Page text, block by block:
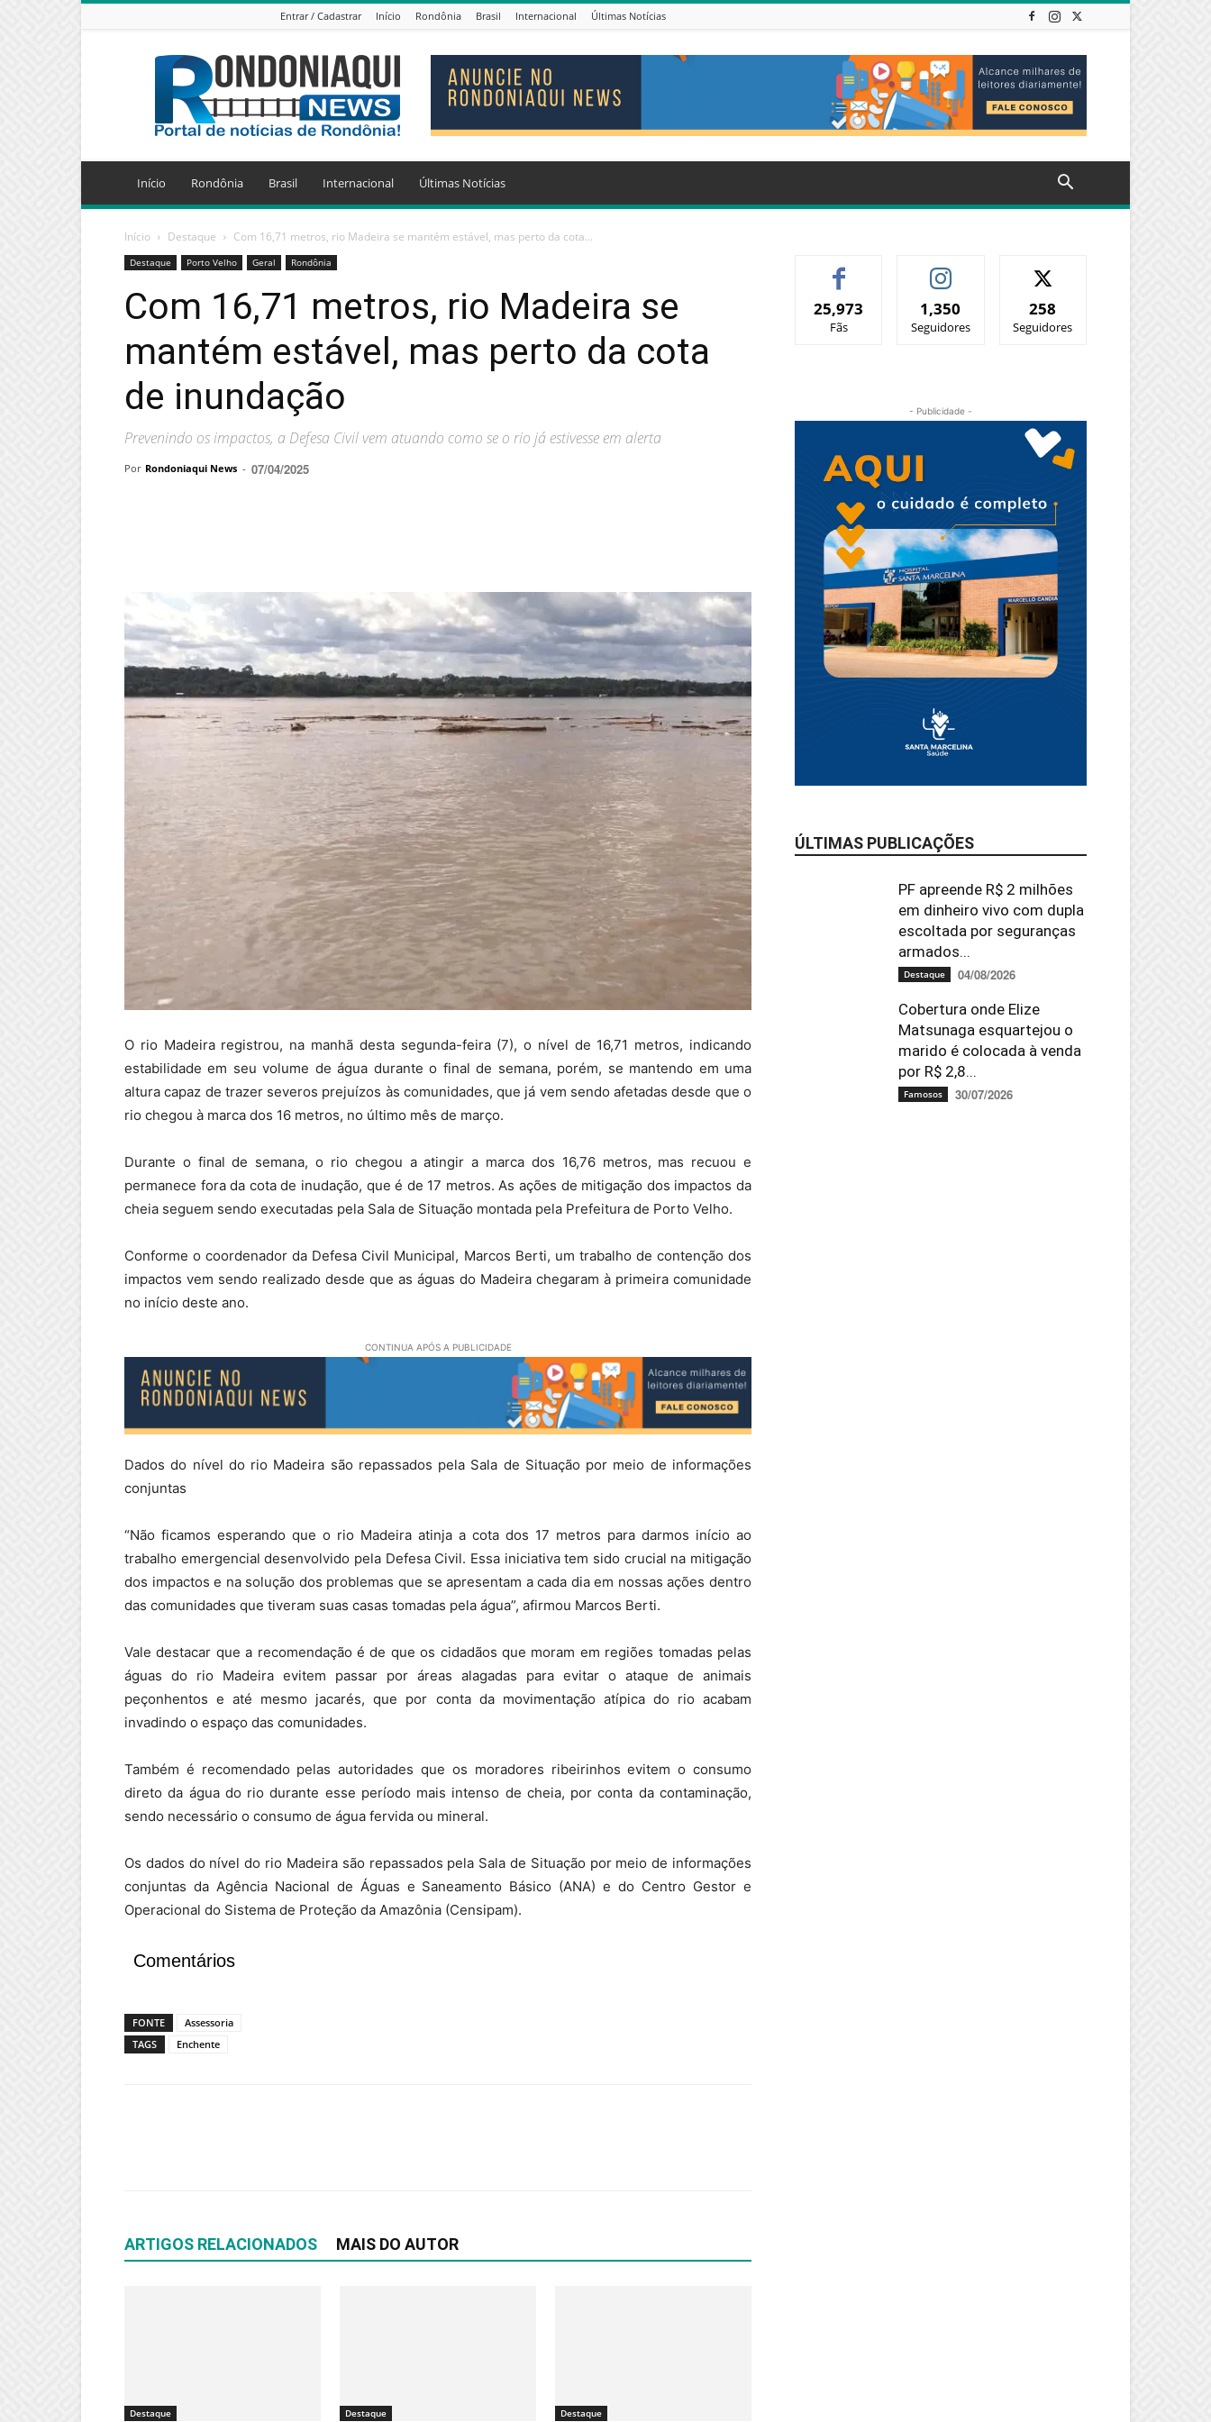
Entrar / Cadastrar Início Rondônia Brasil Internacional Últimas Notícias
Jornal
Eletrônico
Rondoniaqui
News
Início Rondônia Brasil Internacional Últimas Notícias
Início Destaque Com 16,71 metros, rio Madeira se mantém estável, mas perto da cota...
Destaque Porto Velho Geral Rondônia
Com 16,71 metros, rio Madeira se
mantém estável, mas perto da cota
de inundação
Prevenindo os impactos, a Defesa Civil vem atuando como se o rio já estivesse em alerta
Por Rondoniaqui News - 07/04/2025
O rio Madeira registrou, na manhã desta segunda-feira (7), o nível de 16,71 metros, indicando
estabilidade em seu volume de água durante o final de semana, porém, se mantendo em uma
altura capaz de trazer severos prejuízos às comunidades, que já vem sendo afetadas desde que o
rio chegou à marca dos 16 metros, no último mês de março.
Durante o final de semana, o rio chegou a atingir a marca dos 16,76 metros, mas recuou e
permanece fora da cota de inudação, que é de 17 metros. As ações de mitigação dos impactos da
cheia seguem sendo executadas pela Sala de Situação montada pela Prefeitura de Porto Velho.
Conforme o coordenador da Defesa Civil Municipal, Marcos Berti, um trabalho de contenção dos
impactos vem sendo realizado desde que as águas do Madeira chegaram à primeira comunidade
no início deste ano.
CONTINUA APÓS A PUBLICIDADE
Dados do nível do rio Madeira são repassados pela Sala de Situação por meio de informações
conjuntas
“Não ficamos esperando que o rio Madeira atinja a cota dos 17 metros para darmos início ao
trabalho emergencial desenvolvido pela Defesa Civil. Essa iniciativa tem sido crucial na mitigação
dos impactos e na solução dos problemas que se apresentam a cada dia em nossas ações dentro
das comunidades que tiveram suas casas tomadas pela água”, afirmou Marcos Berti.
Vale destacar que a recomendação é de que os cidadãos que moram em regiões tomadas pelas
águas do rio Madeira evitem passar por áreas alagadas para evitar o ataque de animais
peçonhentos e até mesmo jacarés, que por conta da movimentação atípica do rio acabam
invadindo o espaço das comunidades.
Também é recomendado pelas autoridades que os moradores ribeirinhos evitem o consumo
direto da água do rio durante esse período mais intenso de cheia, por conta da contaminação,
sendo necessário o consumo de água fervida ou mineral.
Os dados do nível do rio Madeira são repassados pela Sala de Situação por meio de informações
conjuntas da Agência Nacional de Águas e Saneamento Básico (ANA) e do Centro Gestor e
Operacional do Sistema de Proteção da Amazônia (Censipam).
Comentários
FONTE
Assessoria
TAGS
Enchente
ARTIGOS RELACIONADOS MAIS DO AUTOR
Destaque Destaque Destaque
25,973
Fãs
1,350
Seguidores
258
Seguidores
- Publicidade -
ÚLTIMAS PUBLICAÇÕES
PF apreende R$ 2 milhões
em dinheiro vivo com dupla
escoltada por seguranças
armados...
Destaque 04/08/2026
Cobertura onde Elize
Matsunaga esquartejou o
marido é colocada à venda
por R$ 2,8...
Famosos 30/07/2026